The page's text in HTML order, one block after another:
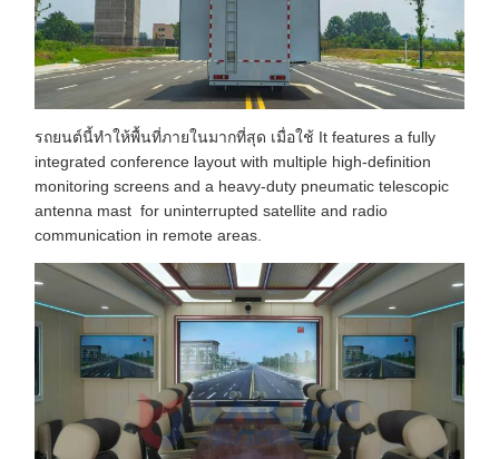
รถยนต์นี้ทําให้พื้นที่ภายในมากที่สุด เมื่อใช้ It features a fully
integrated conference layout with multiple high-definition
monitoring screens and a heavy-duty pneumatic telescopic
antenna mast for uninterrupted satellite and radio
communication in remote areas.